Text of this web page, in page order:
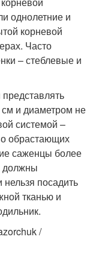
однолетние и
корневой
Часто
– стеблевые и
и диаметром не
системой –
обрастающих
саженцы более
должны
посадить
тканью и
/